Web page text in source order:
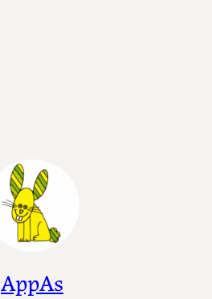
AppAs